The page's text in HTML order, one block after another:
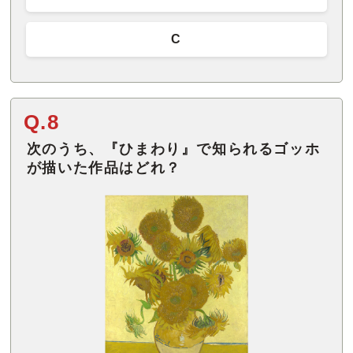
C
Q.8
次のうち、『ひまわり』で知られるゴッホ
が描いた作品はどれ？